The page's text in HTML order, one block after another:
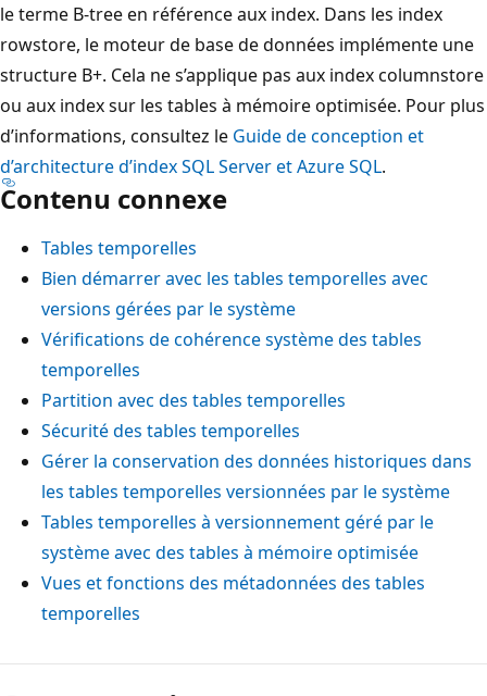
le terme B-tree en référence aux index. Dans les index
rowstore, le moteur de base de données implémente une
structure B+. Cela ne s’applique pas aux index columnstore
ou aux index sur les tables à mémoire optimisée. Pour plus
d’informations, consultez le Guide de conception et
d’architecture d’index SQL Server et Azure SQL.
Contenu connexe
Tables temporelles
Bien démarrer avec les tables temporelles avec
versions gérées par le système
Vérifications de cohérence système des tables
temporelles
Partition avec des tables temporelles
Sécurité des tables temporelles
Gérer la conservation des données historiques dans
les tables temporelles versionnées par le système
Tables temporelles à versionnement géré par le
système avec des tables à mémoire optimisée
Vues et fonctions des métadonnées des tables
temporelles